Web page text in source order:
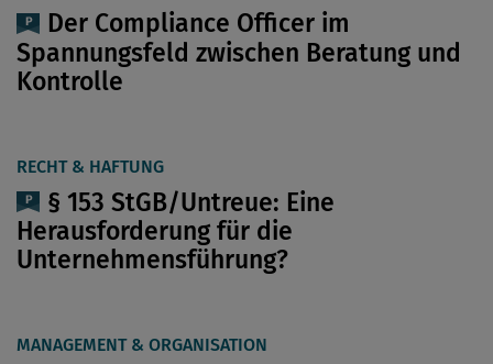
Der Compliance Officer im
Spannungsfeld zwischen Beratung und
Kontrolle
RECHT & HAFTUNG
§ 153 StGB/Untreue: Eine
Herausforderung für die
Unternehmensführung?
MANAGEMENT & ORGANISATION